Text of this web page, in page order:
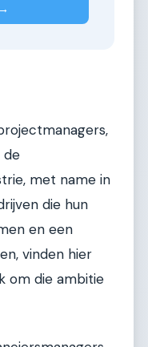
de
met name in
die hun
en een
vinden hier
om die ambitie